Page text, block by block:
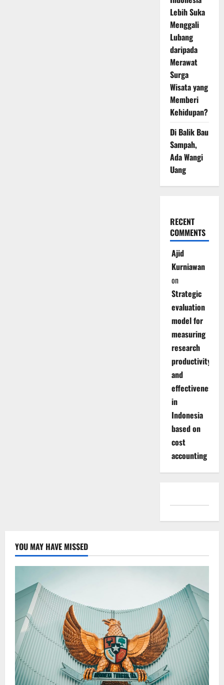
Lebih Suka
Menggali
Lubang
daripada
Merawat
Surga
Wisata yang
Memberi
Kehidupan?
Di Balik Bau
Sampah,
Ada Wangi
Uang
RECENT
COMMENTS
Ajid
Kurniawan
on
Strategic
evaluation
model for
measuring
research
productivity
and
effectiveness
in
Indonesia
based on
cost
accounting
YOU MAY HAVE MISSED